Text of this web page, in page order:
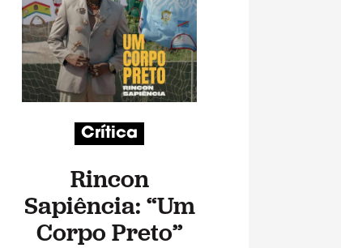
Crítica
Rincon
Sapiência: “Um
Corpo Preto”